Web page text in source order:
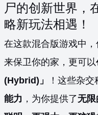
尸的创新世界，
略新玩法相遇！
在这款混合版游戏中
来保卫你的家，更可以
(Hybrid)」
！这些杂交
能力 ，为你提供了无限